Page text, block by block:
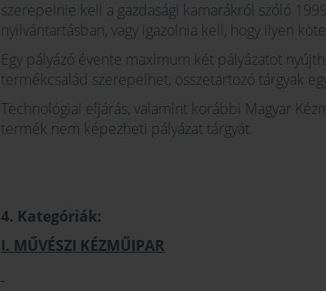
szerepelnie kell a gazdasági kamarákról szóló
nyilvántartásban, vagy igazolnia kell, hogy ilyen
Egy pályázó évente maximum két pályázatot
termékcsalád szerepelhet, összetartozó tárgyak
Technológiai eljárás, valamint korábbi Magyar
termék nem képezheti pályázat tárgyát.
4. Kategóriák:
I. MŰVÉSZI KÉZMŰIPAR